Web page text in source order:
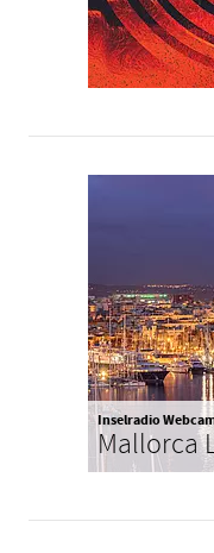
Inselradio
Mallorca